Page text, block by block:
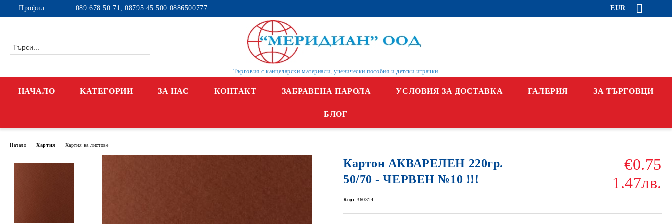
Профил 089 678 50 71, 08795 45 500 0886500777 EUR
Търговия с канцеларски материали, ученически пособия и детски играчки
НАЧАЛО KАТЕГОРИИ ЗА НАС КОНТАКТ ЗАБРАВЕНА ПАРОЛА УСЛОВИЯ ЗА ДОСТАВКА ГАЛЕРИЯ ЗА ТЪРГОВЦИ
БЛОГ
Начало Хартия Хартия на листове
Картон АКВАРЕЛЕН 220гр.
50/70 - ЧЕРВЕН №10 !!!
€0.75
1.47лв.
Код: 360314